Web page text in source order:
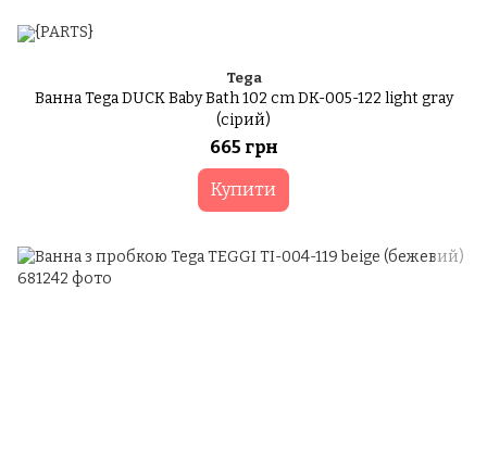
Tega
Ванна Tega DUCK Baby Bath 102 cm DK-005-122 light gray
(сірий)
665 грн
Купити